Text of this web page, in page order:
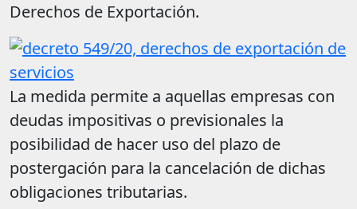
Derechos de Exportación.
La medida permite a aquellas empresas con
deudas impositivas o previsionales la
posibilidad de hacer uso del plazo de
postergación para la cancelación de dichas
obligaciones tributarias.